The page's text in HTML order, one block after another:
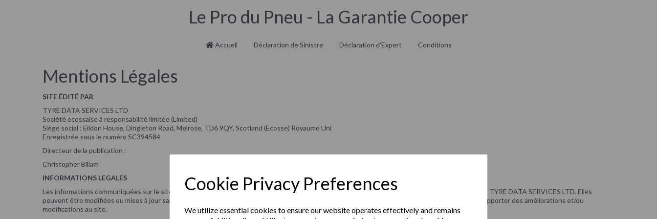
Cookie Privacy Preferences
We utilize essential cookies to ensure our website operates effectively and remains
Le Pro du Pneu - La Garantie Cooper
Accueil Déclaration de Sinistre Déclaration d'Expert Conditions
Mentions Légales
SITE ÉDITÉ PAR
TYRE DATA SERVICES LTD
Société ecossaise à responsabilité limitée (Limited)
Siège social : Eildon House, Dingleton Road, Melrose, TD6 9QY, Scotland (Ecosse) Royaume Uni
Enregistrée sous le numéro SC394584
Directeur de la publication :
Christopher Billam
INFORMATIONS LEGALES
Les informations communiquées sur le site sont fournies à titre indicatif, elles sont non contractuelles et ne sauraient engager la responsabilité de TYRE DATA SERVICES LTD. Elles
peuvent être modifiées ou mises à jour sans préavis. TYRE DATA SERVICES LTD se réserve également le droit, à tout moment et sans préavis, d’apporter des améliorations et/ou
modifications au site.